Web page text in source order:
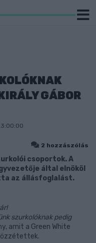
GÁBOR
2 hozzászólás
csoportok. A
által elnököl
az állásfoglalást.
szurkolóknak pedig
amit a Green White